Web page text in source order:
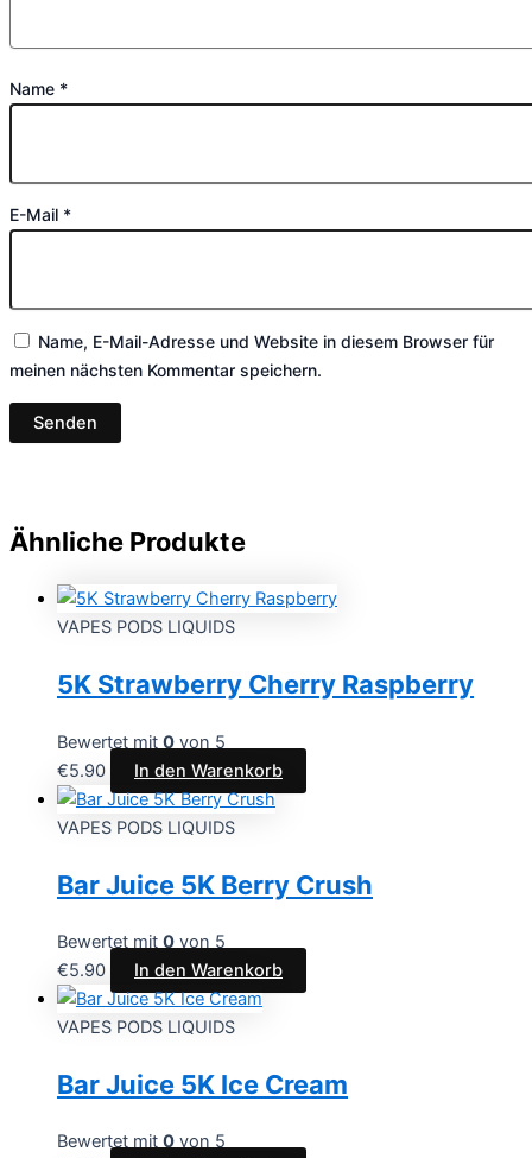
Name *
E-Mail *
Name, E-Mail-Adresse und Website in diesem Browser für
meinen nächsten Kommentar speichern.
Ähnliche Produkte
VAPES PODS LIQUIDS
5K Strawberry Cherry Raspberry
Bewertet mit 0 von 5
€5.90 In den Warenkorb
VAPES PODS LIQUIDS
Bar Juice 5K Berry Crush
Bewertet mit 0 von 5
€5.90 In den Warenkorb
VAPES PODS LIQUIDS
Bar Juice 5K Ice Cream
Bewertet mit 0 von 5